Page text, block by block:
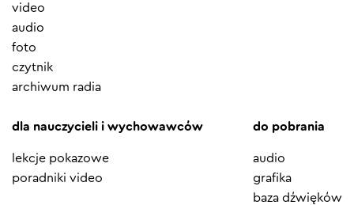
video
audio
foto
czytnik
archiwum radia
dla nauczycieli i wychowawców
lekcje pokazowe
poradniki video
do pobrania
audio
grafika
baza dźwięków